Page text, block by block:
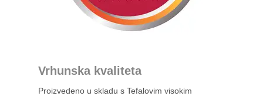
Vrhunska kvaliteta
Proizvedeno u skladu s Tefalovim visokim